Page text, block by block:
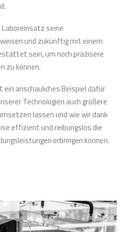
Laboreinsatz seine
und zukünftig mit einem
sein, um noch präzisere
zu können.
ein anschauliches Beispiel dafür
Technologien auch größere
lassen und wie wir dank
effizient und reibungslos die
erbringen können.